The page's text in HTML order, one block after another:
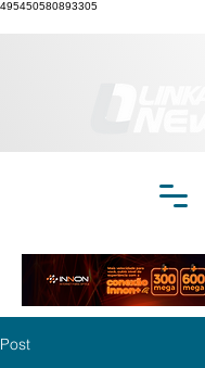
495450580893305
Post